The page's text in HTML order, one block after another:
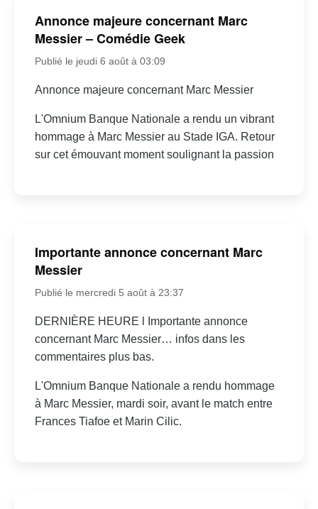
Annonce majeure concernant Marc
Messier – Comédie Geek
Publié le jeudi 6 août à 03:09
Annonce majeure concernant Marc Messier
L'Omnium Banque Nationale a rendu un vibrant
hommage à Marc Messier au Stade IGA. Retour
sur cet émouvant moment soulignant la passion
Importante annonce concernant Marc
Messier
Publié le mercredi 5 août à 23:37
DERNIÈRE HEURE l Importante annonce
concernant Marc Messier… infos dans les
commentaires plus bas.
L'Omnium Banque Nationale a rendu hommage
à Marc Messier, mardi soir, avant le match entre
Frances Tiafoe et Marin Cilic.